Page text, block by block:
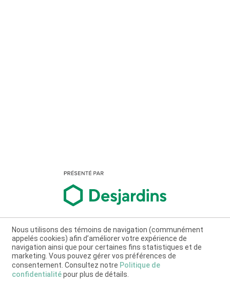
Nous utilisons des témoins de navigation (communément
appelés cookies) afin d’améliorer votre expérience de
navigation ainsi que pour certaines fins statistiques et de
marketing. Vous pouvez gérer vos préférences de
consentement. Consultez notre Politique de
confidentialitépour plus de détails.